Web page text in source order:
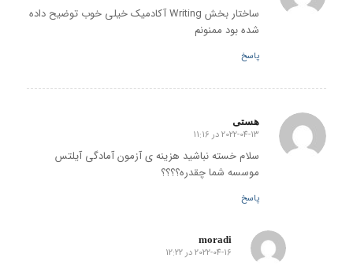
ساختار بخش Writing آکادمیک خیلی خوب توضیح داده
شده بود ممنونم
پاسخ
هستی
گفته:
2022-04-13 در 11:16
سلام خسته نباشید هزینه ی آزمون آمادگی آیلتس
موسسه شما چقدره؟؟؟؟
پاسخ
moradi
گفته:
2022-04-16 در 12:22